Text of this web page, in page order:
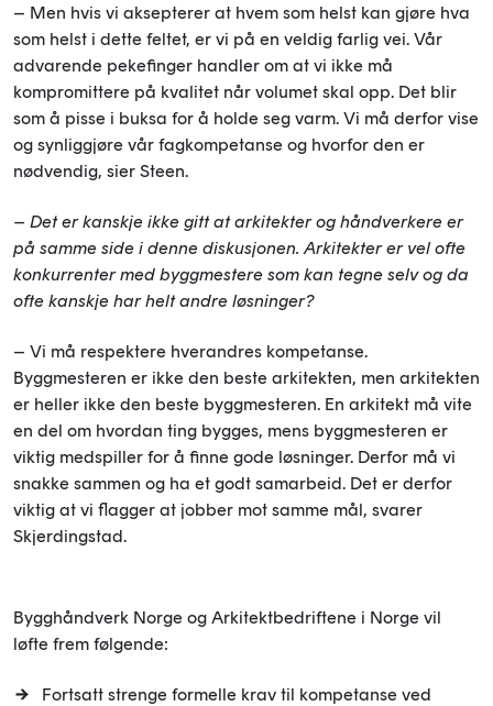
– Men hvis vi aksepterer at hvem som helst kan gjøre hva
som helst i dette feltet, er vi på en veldig farlig vei. Vår
advarende pekefinger handler om at vi ikke må
kompromittere på kvalitet når volumet skal opp. Det blir
som å pisse i buksa for å holde seg varm. Vi må derfor vise
og synliggjøre vår fagkompetanse og hvorfor den er
nødvendig, sier Steen.
– Det er kanskje ikke gitt at arkitekter og håndverkere er
på samme side i denne diskusjonen. Arkitekter er vel ofte
konkurrenter med byggmestere som kan tegne selv og da
ofte kanskje har helt andre løsninger?
– Vi må respektere hverandres kompetanse.
Byggmesteren er ikke den beste arkitekten, men arkitekten
er heller ikke den beste byggmesteren. En arkitekt må vite
en del om hvordan ting bygges, mens byggmesteren er
viktig medspiller for å finne gode løsninger. Derfor må vi
snakke sammen og ha et godt samarbeid. Det er derfor
viktig at vi flagger at jobber mot samme mål, svarer
Skjerdingstad.
Bygghåndverk Norge og Arkitektbedriftene i Norge vil
løfte frem følgende:
Fortsatt strenge formelle krav til kompetanse ved